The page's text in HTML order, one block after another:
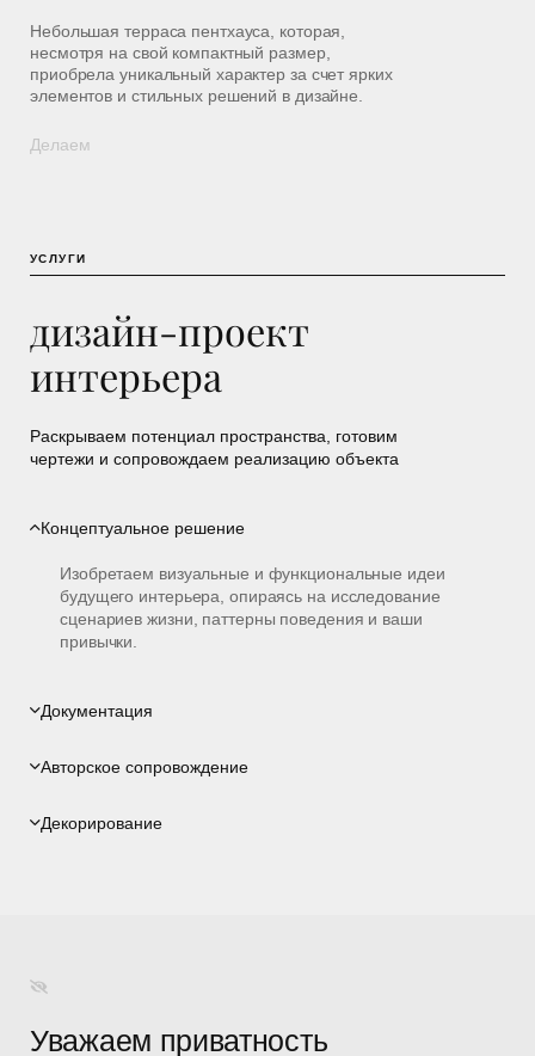
Небольшая терраса пентхауса, которая,
несмотря на свой компактный размер,
приобрела уникальный характер за счет ярких
элементов и стильных решений в дизайне.
Делаем
УСЛУГИ
дизайн-проект
интерьера
Раскрываем потенциал пространства, готовим
чертежи и сопровождаем реализацию объекта
Концептуальное решение
Изобретаем визуальные и функциональные идеи
будущего интерьера, опираясь на исследование
сценариев жизни, паттерны поведения и ваши
привычки.
Документация
Авторское сопровождение
Декорирование
Уважаем приватность